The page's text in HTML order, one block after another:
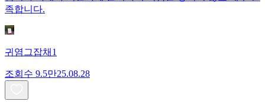
족합니다.
귀염그잡채1
조회수 9.5만25.08.28